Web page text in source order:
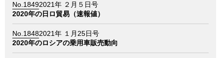
No.18492021年 ２月５日号
2020年の日ロ貿易（速報値）
No.18482021年 １月25日号
2020年のロシアの乗用車販売動向